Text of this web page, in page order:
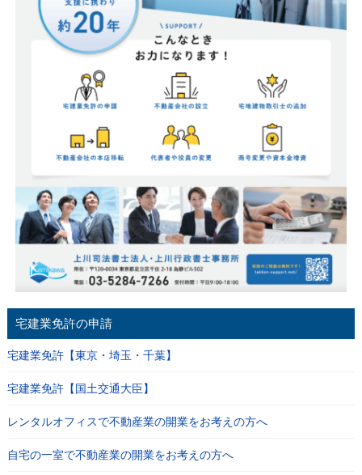
宅建業免許の申請
宅建業免許【東京・埼玉・千葉】
宅建業免許【国土交通大臣】
レンタルオフィスで不動産業の開業をお考えの方へ
自宅の一室で不動産業の開業をお考えの方へ